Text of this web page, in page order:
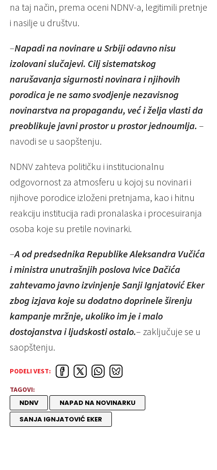
na taj način, prema oceni NDNV-a, legitimili pretnje
i nasilje u društvu.
–Napadi na novinare u Srbiji odavno nisu
izolovani slučajevi. Cilj sistematskog
narušavanja sigurnosti novinara i njihovih
porodica je ne samo svodjenje nezavisnog
novinarstva na propagandu, već i želja vlasti da
preoblikuje javni prostor u prostor jednoumlja. –
navodi se u saopštenju.
NDNV zahteva političku i institucionalnu
odgovornost za atmosferu u kojoj su novinari i
njihove porodice izloženi pretnjama, kao i hitnu
reakciju institucija radi pronalaska i procesuiranja
osoba koje su pretile novinarki.
–A od predsednika Republike Aleksandra Vučića
i ministra unutrašnjih poslova Ivice Dačića
zahtevamo javno izvinjenje Sanji Ignjatović Eker
zbog izjava koje su dodatno doprinele širenju
kampanje mržnje, ukoliko im je i malo
dostojanstva i ljudskosti ostalo.– zaključuje se u
saopštenju.
PODELI VEST:
TAGOVI:
NDNV
NAPAD NA NOVINARKU
SANJA IGNJATOVIĆ EKER